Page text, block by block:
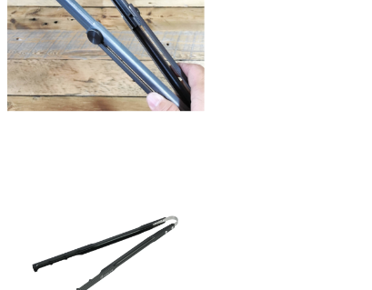
野良道具製作所 / 野良バサミ
伸縮式火バサミ 黒皮鉄
¥6,800
Belmont U.L. Hibasami
¥2,880
10%OFF